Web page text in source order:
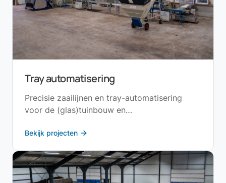
Tray automatisering
Precisie zaailijnen en tray-automatisering
voor de (glas)tuinbouw en
Bekijk projecten